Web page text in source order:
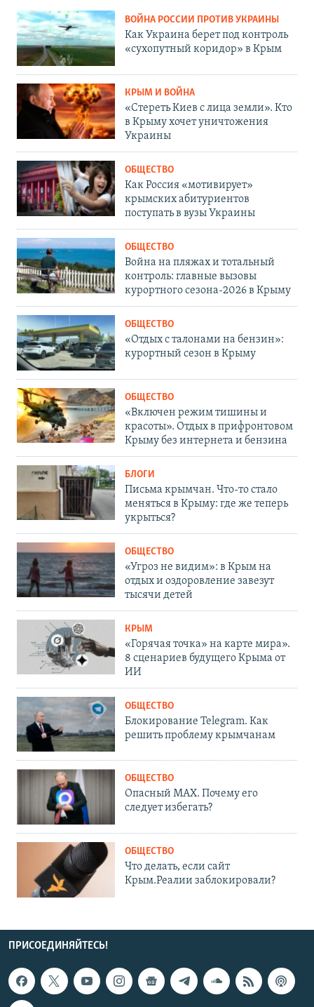
ВОЙНА РОССИИ ПРОТИВ УКРАИНЫ
Как Украина берет под контроль
«сухопутный коридор» в Крым
КРЫМ И ВОЙНА
«Стереть Киев с лица земли». Кто
в Крыму хочет уничтожения
Украины
ОБЩЕСТВО
Как Россия «мотивирует»
крымских абитуриентов
поступать в вузы Украины
ОБЩЕСТВО
Война на пляжах и тотальный
контроль: главные вызовы
курортного сезона-2026 в Крыму
ОБЩЕСТВО
«Отдых с талонами на бензин»:
курортный сезон в Крыму
ОБЩЕСТВО
«Включен режим тишины и
красоты». Отдых в прифронтовом
Крыму без интернета и бензина
БЛОГИ
Письма крымчан. Что-то стало
меняться в Крыму: где же теперь
укрыться?
ОБЩЕСТВО
«Угроз не видим»: в Крым на
отдых и оздоровление завезут
тысячи детей
КРЫМ
«Горячая точка» на карте мира».
8 сценариев будущего Крыма от
ИИ
ОБЩЕСТВО
Блокирование Telegram. Как
решить проблему крымчанам
ОБЩЕСТВО
Опасный MAX. Почему его
следует избегать?
ОБЩЕСТВО
Что делать, если сайт
Крым.Реалии заблокировали?
ПРИСОЕДИНЯЙТЕСЬ!